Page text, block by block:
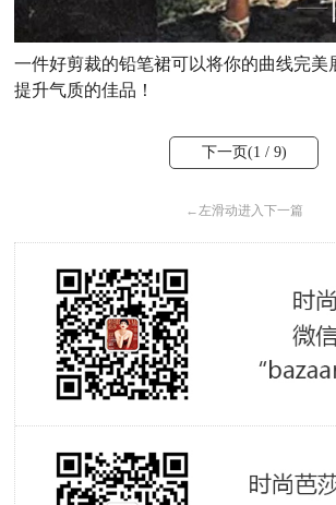
一件好剪裁的铅笔裙可以将你的曲线完美
提升气质的佳品！
下一页(1 / 9)
← 左滑动进入下一篇